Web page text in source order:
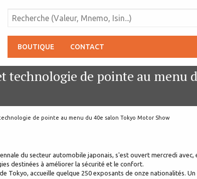
BOUTIQUE CONTACT
technologie de pointe au menu
de pointe au menu du 40e salon Tokyo Motor Show
du secteur automobile japonais, s'est ouvert mercredi avec,
destinées à améliorer la sécurité et le confort.
Tokyo, accueille quelque 250 exposants de onze nationalités.